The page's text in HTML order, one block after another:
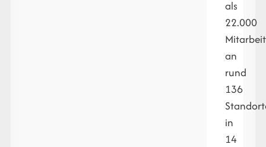
als
22.000
an
rund
136
in
14